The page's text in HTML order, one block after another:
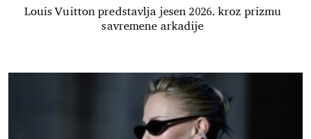
Louis Vuitton predstavlja jesen 2026. kroz prizmu
savremene arkadije